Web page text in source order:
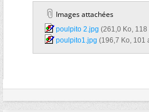
Images attachées
poulpito 2.jpg‎ (261,0 Ko,
poulpito1.jpg‎ (196,7 Ko, 101